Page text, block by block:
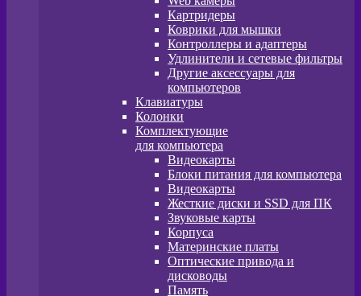
Картридеры
Коврики для мышки
Контроллеры и адаптеры
Удлинители и сетевые фильтры
Другие аксессуары для
компьютеров
Клавиатуры
Колонки
Комплектующие
для компьютера
Видеокарты
Блоки питания для компьютера
Видеокарты
Жесткие диски и SSD для ПК
Звуковые карты
Корпуса
Материнские платы
Оптические привода и
дисководы
Память